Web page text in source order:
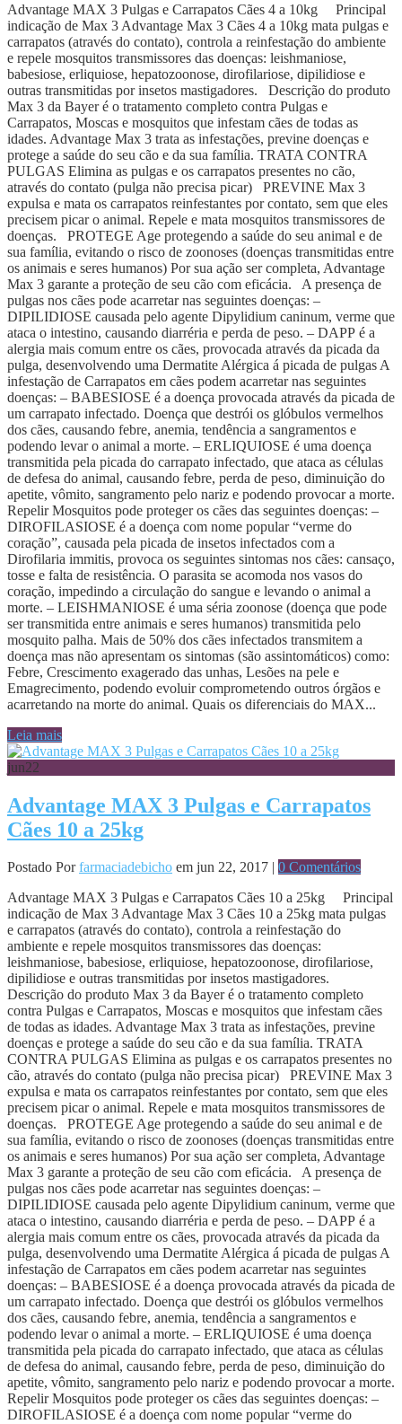
Advantage MAX 3 Pulgas e Carrapatos Cães 4 a 10kg Principal
indicação de Max 3 Advantage Max 3 Cães 4 a 10kg mata pulgas e
carrapatos (através do contato), controla a reinfestação do ambiente
e repele mosquitos transmissores das doenças: leishmaniose,
babesiose, erliquiose, hepatozoonose, dirofilariose, dipilidiose e
outras transmitidas por insetos mastigadores. Descrição do produto
Max 3 da Bayer é o tratamento completo contra Pulgas e
Carrapatos, Moscas e mosquitos que infestam cães de todas as
idades. Advantage Max 3 trata as infestações, previne doenças e
protege a saúde do seu cão e da sua família. TRATA CONTRA
PULGAS Elimina as pulgas e os carrapatos presentes no cão,
através do contato (pulga não precisa picar) PREVINE Max 3
expulsa e mata os carrapatos reinfestantes por contato, sem que eles
precisem picar o animal. Repele e mata mosquitos transmissores de
doenças. PROTEGE Age protegendo a saúde do seu animal e de
sua família, evitando o risco de zoonoses (doenças transmitidas entre
os animais e seres humanos) Por sua ação ser completa, Advantage
Max 3 garante a proteção de seu cão com eficácia. A presença de
pulgas nos cães pode acarretar nas seguintes doenças: –
DIPILIDIOSE causada pelo agente Dipylidium caninum, verme que
ataca o intestino, causando diarréria e perda de peso. – DAPP é a
alergia mais comum entre os cães, provocada através da picada da
pulga, desenvolvendo uma Dermatite Alérgica á picada de pulgas A
infestação de Carrapatos em cães podem acarretar nas seguintes
doenças: – BABESIOSE é a doença provocada através da picada de
um carrapato infectado. Doença que destrói os glóbulos vermelhos
dos cães, causando febre, anemia, tendência a sangramentos e
podendo levar o animal a morte. – ERLIQUIOSE é uma doença
transmitida pela picada do carrapato infectado, que ataca as células
de defesa do animal, causando febre, perda de peso, diminuição do
apetite, vômito, sangramento pelo nariz e podendo provocar a morte.
Repelir Mosquitos pode proteger os cães das seguintes doenças: –
DIROFILASIOSE é a doença com nome popular “verme do
coração”, causada pela picada de insetos infectados com a
Dirofilaria immitis, provoca os seguintes sintomas nos cães: cansaço,
tosse e falta de resistência. O parasita se acomoda nos vasos do
coração, impedindo a circulação do sangue e levando o animal a
morte. – LEISHMANIOSE é uma séria zoonose (doença que pode
ser transmitida entre animais e seres humanos) transmitida pelo
mosquito palha. Mais de 50% dos cães infectados transmitem a
doença mas não apresentam os sintomas (são assintomáticos) como:
Febre, Crescimento exagerado das unhas, Lesões na pele e
Emagrecimento, podendo evoluir comprometendo outros órgãos e
acarretando na morte do animal. Quais os diferenciais do MAX...
Leia mais
jun22
Advantage MAX 3 Pulgas e Carrapatos
Cães 10 a 25kg
Postado Porfarmaciadebicho em jun 22, 2017 | 0 Comentários
Advantage MAX 3 Pulgas e Carrapatos Cães 10 a 25kg Principal
indicação de Max 3 Advantage Max 3 Cães 10 a 25kg mata pulgas
e carrapatos (através do contato), controla a reinfestação do
ambiente e repele mosquitos transmissores das doenças:
leishmaniose, babesiose, erliquiose, hepatozoonose, dirofilariose,
dipilidiose e outras transmitidas por insetos mastigadores.
Descrição do produto Max 3 da Bayer é o tratamento completo
contra Pulgas e Carrapatos, Moscas e mosquitos que infestam cães
de todas as idades. Advantage Max 3 trata as infestações, previne
doenças e protege a saúde do seu cão e da sua família. TRATA
CONTRA PULGAS Elimina as pulgas e os carrapatos presentes no
cão, através do contato (pulga não precisa picar) PREVINE Max 3
expulsa e mata os carrapatos reinfestantes por contato, sem que eles
precisem picar o animal. Repele e mata mosquitos transmissores de
doenças. PROTEGE Age protegendo a saúde do seu animal e de
sua família, evitando o risco de zoonoses (doenças transmitidas entre
os animais e seres humanos) Por sua ação ser completa, Advantage
Max 3 garante a proteção de seu cão com eficácia. A presença de
pulgas nos cães pode acarretar nas seguintes doenças: –
DIPILIDIOSE causada pelo agente Dipylidium caninum, verme que
ataca o intestino, causando diarréria e perda de peso. – DAPP é a
alergia mais comum entre os cães, provocada através da picada da
pulga, desenvolvendo uma Dermatite Alérgica á picada de pulgas A
infestação de Carrapatos em cães podem acarretar nas seguintes
doenças: – BABESIOSE é a doença provocada através da picada de
um carrapato infectado. Doença que destrói os glóbulos vermelhos
dos cães, causando febre, anemia, tendência a sangramentos e
podendo levar o animal a morte. – ERLIQUIOSE é uma doença
transmitida pela picada do carrapato infectado, que ataca as células
de defesa do animal, causando febre, perda de peso, diminuição do
apetite, vômito, sangramento pelo nariz e podendo provocar a morte.
Repelir Mosquitos pode proteger os cães das seguintes doenças: –
DIROFILASIOSE é a doença com nome popular “verme do